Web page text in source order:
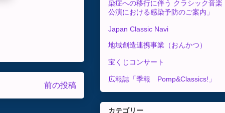
前の投稿
染症への移行に伴う クラシック音楽
公演における感染予防のご案内」
Japan Classic Navi
地域創造連携事業（おんかつ）
宝くじコンサート
広報誌「季報 Pomp&Classics!」
カテゴリー